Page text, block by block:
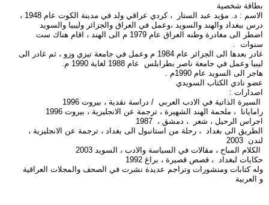
بطاقة شخصية
الاسم : د. مؤيد عبد الستار ، كردي عراقي ولد في مدينة الكوت عام 1948 ،
درس ببغداد والهند والسويد ،وعمل في العراق والجزائر وليبيا والسويد
اضطر الى مغادرة وطنه العراق عام 1979 م الى الهند ، اقام هناك ست
سنوات .
غادر بعدها الى الجزائر عام 1984 م وعمل في جامعة تيزي وزو ، ثم غادر الى
ليبيا وعمل في جامعة ناصر بطرابلس عام 1988 لغاية 1990 م.
هاجر الى السويد عام 1990م .
عضو نادي الكتاب السويدي
اصدارات :
السيرة الذاتية في الادب العربي / دراسة نقدية ، بيروت 1996
رامايانا ، ملحمة الهند الشهيرة ، ترجمة عن الانجليزية ، بيروت 1996
اجراس الرحيل ، شعر ، دمشق ، 1987
الطريق الى بغداد ، رحلة من استانبول الى بغداد ، ترجمة عن الانجليزية ،
لندن 2003
الكلام المباح ، مقالات في السياسة والادب ، السويد 2003
حكايات لبغداد ، قصص قصيرة ، براغ 1992
وله كتابات ومنشورات وتراجم عديدة نشرت في الصحف والمجلات العراقية
و العربية